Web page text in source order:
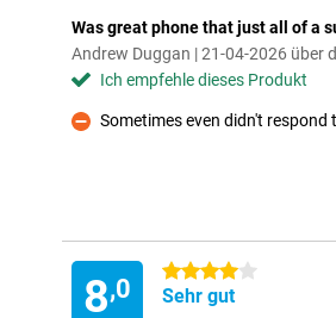
Was great phone that just all of a
Andrew Duggan | 21-04-2026 über
Ich empfehle dieses Produkt
Kontra
Sometimes even didn't
8,0
4 Sterne
Sehr gut